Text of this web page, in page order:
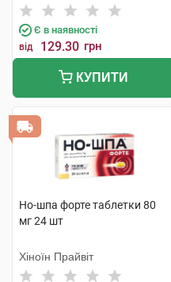
Є в наявності
від 129.30 грн
КУПИТИ
Но-шпа форте таблетки 80
мг 24 шт
Хіноїн Прайвіт